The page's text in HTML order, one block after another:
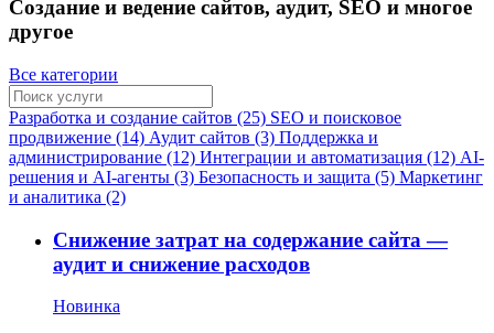
Создание и ведение сайтов, аудит, SEO и многое
другое
Все категории
Разработка и создание сайтов (25) SEO и поисковое
продвижение (14) Аудит сайтов (3) Поддержка и
администрирование (12) Интеграции и автоматизация (12) AI-
решения и AI-агенты (3) Безопасность и защита (5) Маркетинг
и аналитика (2)
Снижение затрат на содержание сайта —
аудит и снижение расходов
Новинка